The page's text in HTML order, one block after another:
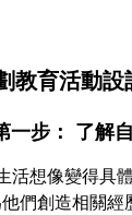
教育活動設
一步： 了解
活想像變得具
們創造相關經